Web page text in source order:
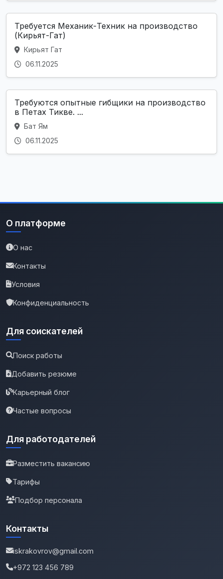
Требуется Механик-Техник на производство
(Кирьят-Гат)
Кирьят Гат
06.11.2025
Требуются опытные гибщики на производство
в Петах Тикве. ...
Бат Ям
06.11.2025
О платформе
О нас
Контакты
Условия
Конфиденциальность
Для соискателей
Поиск работы
Добавить резюме
Карьерный блог
Частые вопросы
Для работодателей
Разместить вакансию
Тарифы
Подбор персонала
Контакты
iskrakovrov@gmail.com
+972 123 456 789